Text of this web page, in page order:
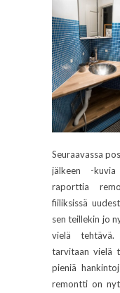
Seuraavassa
jälkeen -
raporttia
fiiliksissä
sen teillekin jo
vielä tehtävä.
tarvitaan vielä
pieniä
remontti on